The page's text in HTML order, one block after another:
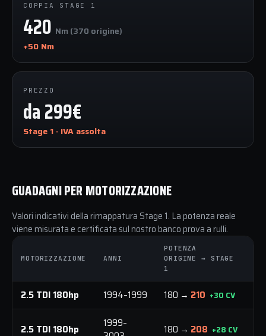
COPPIA STAGE 1
420 Nm (370 origine)
+50 Nm
PREZZO
da 299€
Stage 1 · IVA assolta
GUADAGNI PER MOTORIZZAZIONE
Valori indicativi della rimappatura Stage 1. La potenza reale
viene misurata e certificata sul nostro banco prova a rulli.
MOTORIZZAZIONE ANNI
POTENZA
ORIGINE → STAGE
1
2.5 TDI 180hp 1994–1999 180 → 210 +30 CV
2.5 TDI 180hp
1999–
180 → 208 +28 CV